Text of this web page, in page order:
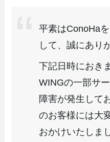
平素はConoHa
して、誠にあり
下記日時におき
WINGの一部サ
障害が発生して
のお客様には大
おかけいたしま